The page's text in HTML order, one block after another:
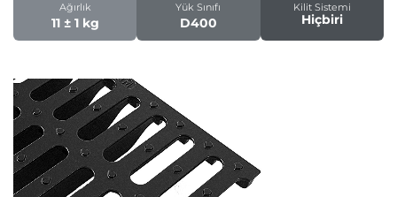
Ağırlık
11 ± 1 kg
Yük Sınıfı
D400
Kilit Sistemi
Hiçbiri